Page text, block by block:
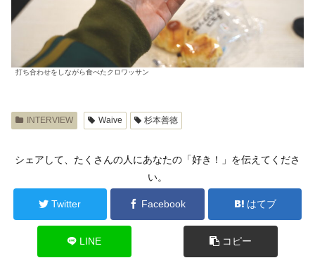
打ち合わせをしながら食べたクロワッサン
INTERVIEW Waive 杉本善徳
シェアして、たくさんの人にあなたの「好き！」を伝えてくださ
い。
Twitter Facebook はてブ
LINE コピー